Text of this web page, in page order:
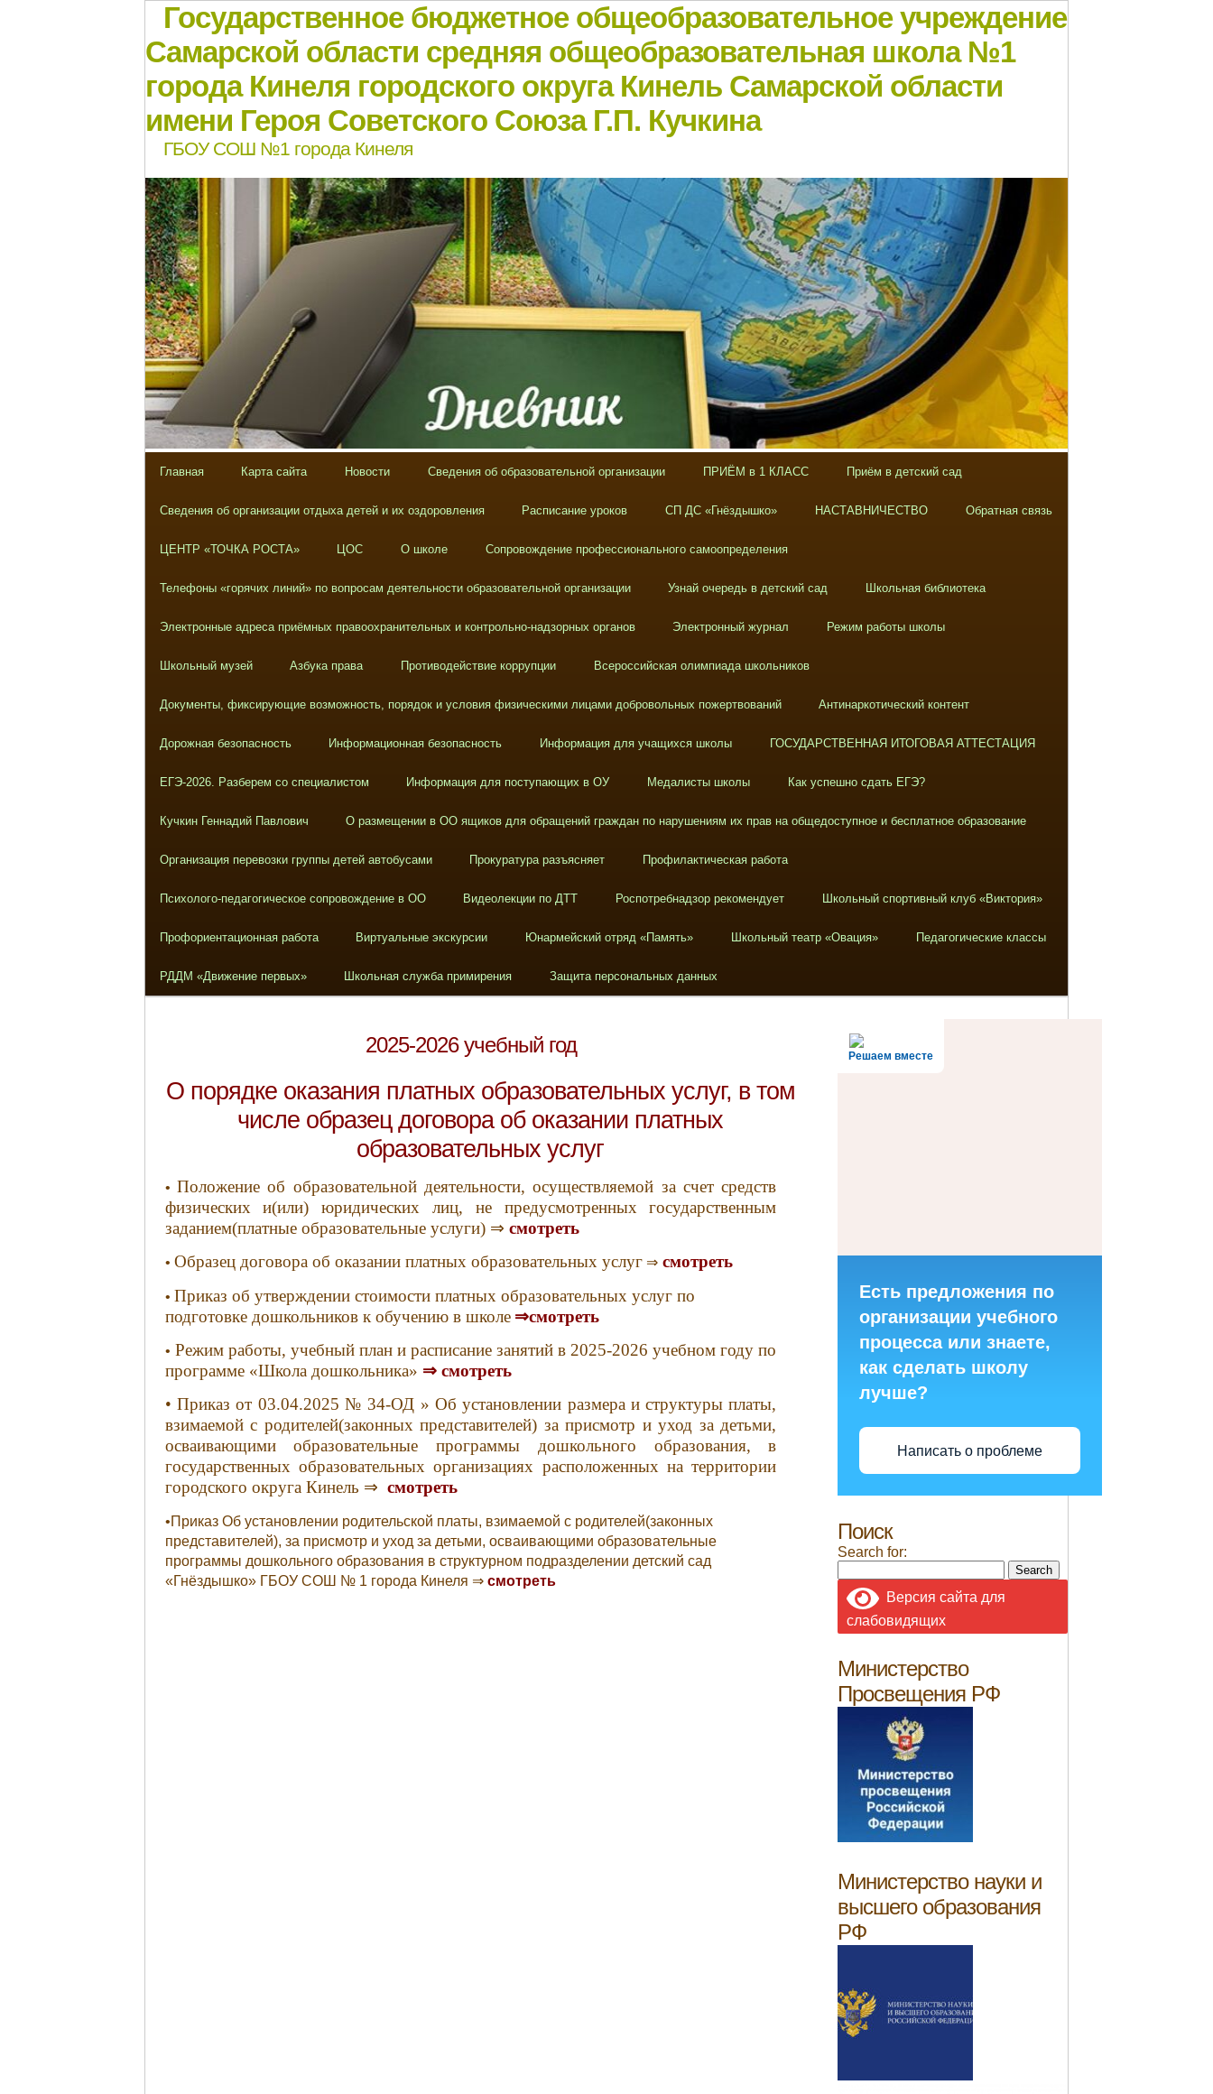
Государственное бюджетное общеобразовательное учреждение
Самарской области средняя общеобразовательная школа №1
города Кинеля городского округа Кинель Самарской области
имени Героя Советского Союза Г.П. Кучкина
ГБОУ СОШ №1 города Кинеля
Главная Карта сайта Новости Сведения об образовательной организации ПРИЁМ в 1 КЛАСС Приём в детский сад
Сведения об организации отдыха детей и их оздоровления Расписание уроков СП ДС «Гнёздышко» НАСТАВНИЧЕСТВО Обратная связь
ЦЕНТР «ТОЧКА РОСТА» ЦОС О школе Сопровождение профессионального самоопределения
Телефоны «горячих линий» по вопросам деятельности образовательной организации Узнай очередь в детский сад Школьная библиотека
Электронные адреса приёмных правоохранительных и контрольно-надзорных органов Электронный журнал Режим работы школы
Школьный музей Азбука права Противодействие коррупции Всероссийская олимпиада школьников
Документы, фиксирующие возможность, порядок и условия физическими лицами добровольных пожертвований Антинаркотический контент
Дорожная безопасность Информационная безопасность Информация для учащихся школы ГОСУДАРСТВЕННАЯ ИТОГОВАЯ АТТЕСТАЦИЯ
ЕГЭ-2026. Разберем со специалистом Информация для поступающих в ОУ Медалисты школы Как успешно сдать ЕГЭ?
Кучкин Геннадий Павлович О размещении в ОО ящиков для обращений граждан по нарушениям их прав на общедоступное и бесплатное образование
Организация перевозки группы детей автобусами Прокуратура разъясняет Профилактическая работа
Психолого-педагогическое сопровождение в ОО Видеолекции по ДТТ Роспотребнадзор рекомендует Школьный спортивный клуб «Виктория»
Профориентационная работа Виртуальные экскурсии Юнармейский отряд «Память» Школьный театр «Овация» Педагогические классы
РДДМ «Движение первых» Школьная служба примирения Защита персональных данных
2025-2026 учебный год
О порядке оказания платных образовательных услуг, в том
числе образец договора об оказании платных
образовательных услуг
• Положение об образовательной деятельности, осуществляемой за счет средств
физических и(или) юридических лиц, не предусмотренных государственным
заданием(платные образовательные услуги) ⇒ смотреть
• Образец договора об оказании платных образовательных услуг⇒ смотреть
• Приказ об утверждении стоимости платных образовательных услуг по
подготовке дошкольников к обучению в школе ⇒смотреть
• Режим работы, учебный план и расписание занятий в 2025-2026 учебном году по
программе «Школа дошкольника» ⇒ смотреть
• Приказ от 03.04.2025 № 34-ОД » Об установлении размера и структуры платы,
взимаемой с родителей(законных представителей) за присмотр и уход за детьми,
осваивающими образовательные программы дошкольного образования, в
государственных образовательных организациях расположенных на территории
городского округа Кинель ⇒ смотреть
•Приказ Об установлении родительской платы, взимаемой с родителей(законных
представителей), за присмотр и уход за детьми, осваивающими образовательные
программы дошкольного образования в структурном подразделении детский сад
«Гнёздышко» ГБОУ СОШ № 1 города Кинеля ⇒ смотреть
Решаем вместе
Есть предложения по
организации учебного
процесса или знаете,
как сделать школу
лучше?
Написать о проблеме
Поиск
Search for:
Версия сайта для
слабовидящих
Министерство
Просвещения РФ
Министерство науки и
высшего образования
РФ